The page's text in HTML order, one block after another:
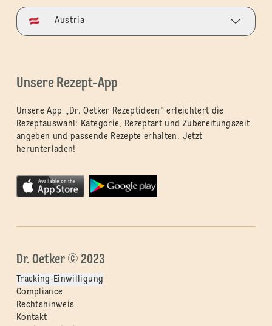
Austria
Unsere Rezept-App
Unsere App „Dr. Oetker Rezeptideen“ erleichtert die
Rezeptauswahl: Kategorie, Rezeptart und Zubereitungszeit
angeben und passende Rezepte erhalten. Jetzt
herunterladen!
Dr. Oetker © 2023
Tracking-Einwilligung
Compliance
Rechtshinweis
Kontakt